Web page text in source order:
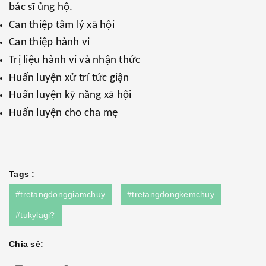
bác sĩ ủng hộ.
Can thiệp tâm lý xã hội
Can thiệp hành vi
Trị liệu hành vi và nhận thức
Huấn luyện xử trí tức giận
Huấn luyện kỹ năng xã hội
Huấn luyện cho cha mẹ
Tags :
#tretangdonggiamchuy #tretangdongkemchuy
#tukylagi?
Chia sẻ: